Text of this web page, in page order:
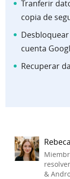
Tranferir
copia de
cuenta
Recuperar
&